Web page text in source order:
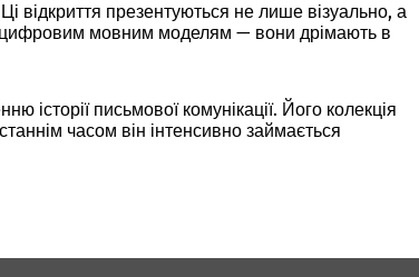
відкриття презентуються не лише візуально, а
цифровим мовним моделям — вони дрімають в
історії письмової комунікації. Його колекція
часом він інтенсивно займається